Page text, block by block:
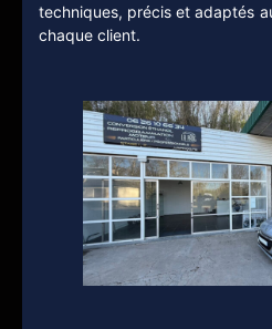
techniques, précis et adaptés
chaque client.